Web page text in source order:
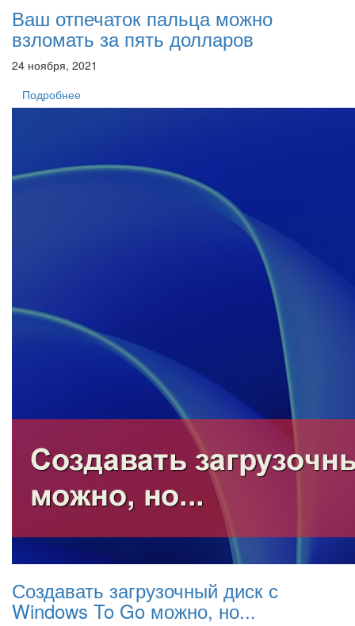
Ваш отпечаток пальца можно
взломать за пять долларов
24 ноября, 2021
Подробнее
Создавать загрузочный диск с
Windows To Go можно, но...